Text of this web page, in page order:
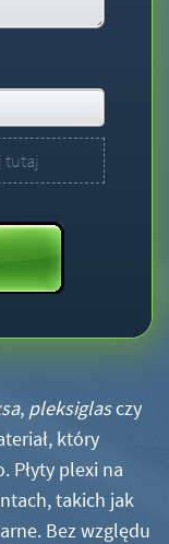
tutaj
, pleksiglasczy
który
Płyty plexi na
takich jak
Bez względu